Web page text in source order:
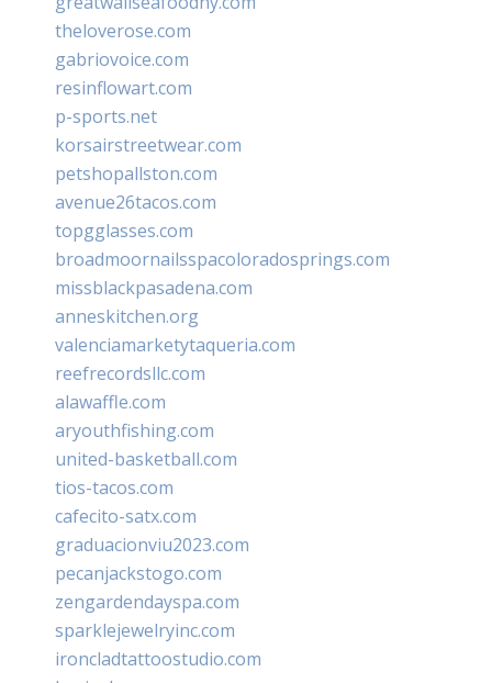
theloverose.com
gabriovoice.com
resinflowart.com
p-sports.net
korsairstreetwear.com
petshopallston.com
avenue26tacos.com
topgglasses.com
broadmoornailsspacoloradosprings.com
missblackpasadena.com
anneskitchen.org
valenciamarketytaqueria.com
reefrecordsllc.com
alawaffle.com
aryouthfishing.com
united-basketball.com
tios-tacos.com
cafecito-satx.com
graduacionviu2023.com
pecanjackstogo.com
zengardendayspa.com
sparklejewelryinc.com
ironcladtattoostudio.com